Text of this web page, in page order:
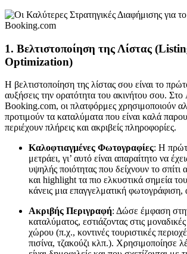
1. Βελτιστοποίηση της Λίστας
Optimization)
Η βελτιστοποίηση της λίστας σου είναι το
αυξήσεις την ορατότητα του ακινήτου σου.
Booking.com, οι πλατφόρμες χρησιμοποιούν
προτιμούν τα καταλύματα που είναι καλά
περιέχουν πλήρεις και ακριβείς πληροφορίες.
Καλοφτιαγμένες Φωτογραφίες: Η
μετράει, γι’ αυτό είναι απαραίτητο να
υψηλής ποιότητας που δείχνουν το σπίτι
και highlight τα πιο ελκυστικά σημεία
κάνεις μια επαγγελματική φωτογράφιση,
Ακριβής Περιγραφή: Δώσε έμφαση
καταλύματος, εστιάζοντας στις
χώρου (π.χ., κοντινές τουριστικές
πισίνα, τζακούζι κλπ.). Χρησιμοποίησε